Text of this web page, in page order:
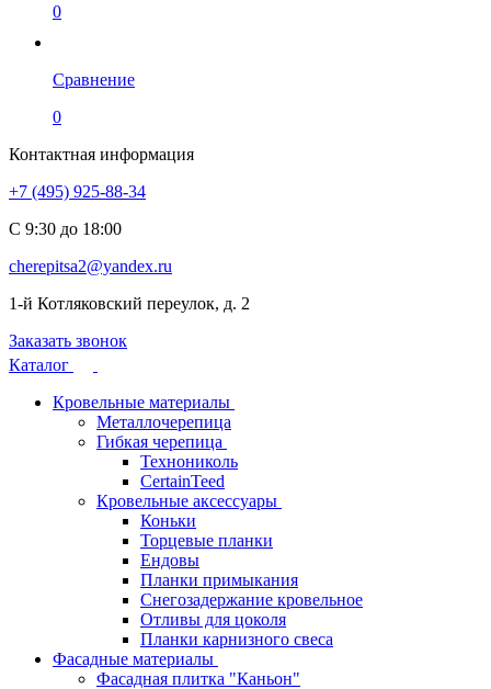
0
Сравнение
0
Контактная информация
+7 (495) 925-88-34
С 9:30 до 18:00
cherepitsa2@yandex.ru
1-й Котляковский переулок, д. 2
Заказать звонок
Каталог
Кровельные материалы
Металлочерепица
Гибкая черепица
Технониколь
CertainTeed
Кровельные аксессуары
Коньки
Торцевые планки
Ендовы
Планки примыкания
Снегозадержание кровельное
Отливы для цоколя
Планки карнизного свеса
Фасадные материалы
Фасадная плитка "Каньон"